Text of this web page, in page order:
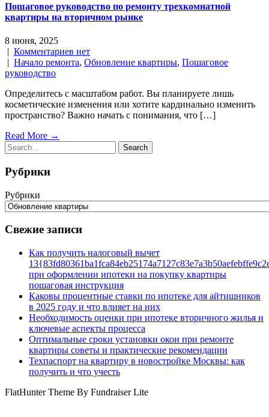
Пошаговое руководство по ремонту трехкомнатной
квартиры на вторичном рынке
8 июня, 2025
| Комментариев нет
| Начало ремонта, Обновление квартиры, Пошаговое
руководство
Определитесь с масштабом работ. Вы планируете лишь
косметические изменения или хотите кардинально изменить
пространство? Важно начать с понимания, что […]
Read More →
Рубрики
Рубрики
Свежие записи
Как получить налоговый вычет
при оформлении ипотеки на покупку квартиры
пошаговая инструкция
Каковы процентные ставки по ипотеке для айтишников
в 2025 году и что влияет на них
Необходимость оценки при ипотеке вторичного жилья и
ключевые аспекты процесса
Оптимальные сроки установки окон при ремонте
квартиры советы и практические рекомендации
Техпаспорт на квартиру в новостройке Москвы: как
получить и что учесть
FlatHunter Theme By Fundraiser Lite